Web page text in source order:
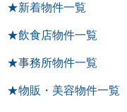
★新着物件一覧
★飲食店物件一覧
★事務所物件一覧
★物販・美容物件一覧